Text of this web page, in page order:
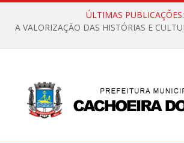
ÚLTIMAS PUBLICAÇÕES: